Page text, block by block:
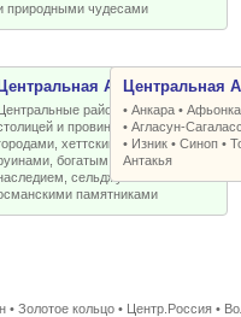
природными чудесами
Центральная Анатолия
районы Турции со
и провинциальными
хеттскими и античными
богатым византийским
сельджукскими и
памятниками
Центральная
•Анкара •
•Агласун-
• Изник •Синоп •
Антакья
•Золотое кольцо • Центр.Россия •